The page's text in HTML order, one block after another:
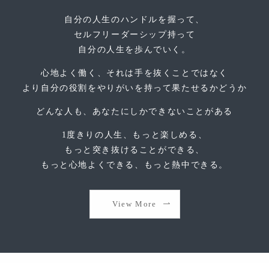
自分の人生のハンドルを握って、
セルフリーダーシップ持って
自分の人生を歩んでいく。
心地よく働く、それは手を抜くことではなく
より自分の役割をやりがいを持って果たせるかどうか
どんな人も、あなたにしかできないことがある
1度きりの人生、もっと楽しめる、
もっと突き抜けることができる、
もっと心地よくできる、もっと熱中できる。
View More